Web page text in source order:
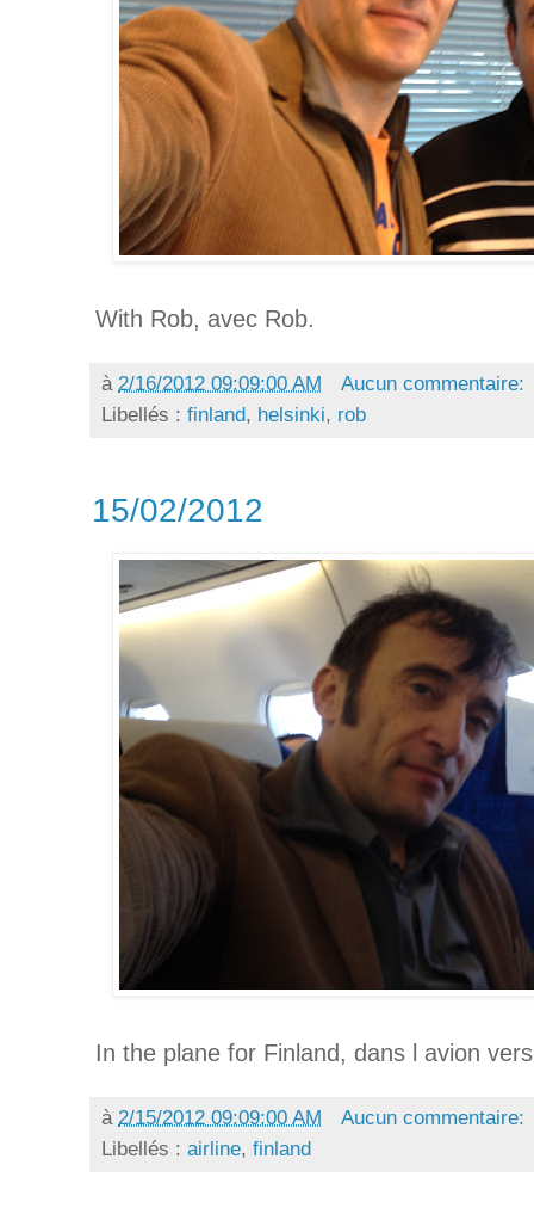
With Rob, avec Rob.
à 2/16/2012 09:09:00 AM
Aucun commentaire:
Libellés : finland, helsinki, rob
15/02/2012
In the plane for Finland, dans l avion
à 2/15/2012 09:09:00 AM
Aucun commentaire:
Libellés : airline, finland